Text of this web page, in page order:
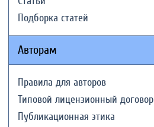
Подборка статей
Авторам
Правила для авторов
Типовой лицензионный договор
Публикационная этика